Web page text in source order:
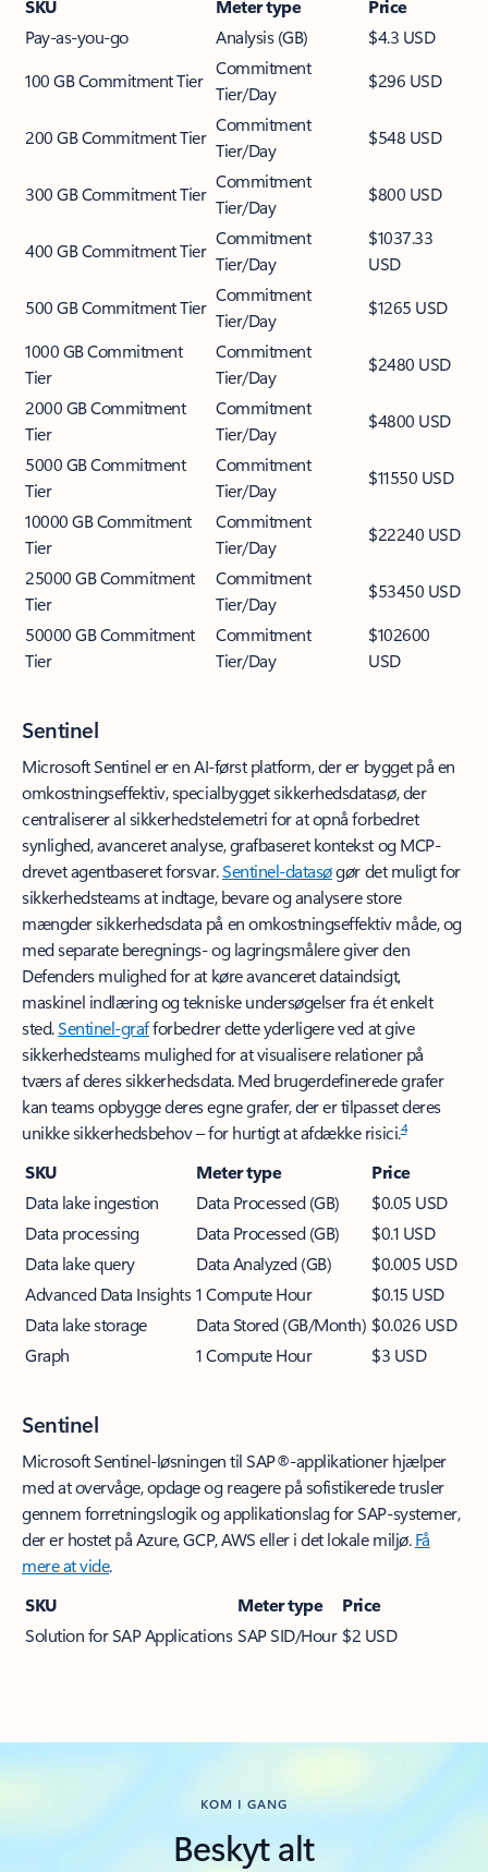
Microsoft Sentinel er en AI-først platform, der er bygget på en
omkostningseffektiv, specialbygget sikkerhedsdatasø, der
centraliserer al sikkerhedstelemetri for at opnå forbedret
synlighed, avanceret analyse, grafbaseret kontekst og MCP-
drevet agentbaseret forsvar.Sentinel-datasøgør det muligt for
sikkerhedsteams at indtage, bevare og analysere store
mængder sikkerhedsdata på en omkostningseffektiv måde, og
med separate beregnings- og lagringsmålere giver den
Defenders mulighed for at køre avanceret dataindsigt,
maskinel indlæring og tekniske undersøgelser fra ét enkelt
sted.Sentinel-grafforbedrer dette yderligere ved at give
sikkerhedsteams mulighed for at visualisere relationer på
tværs af deres sikkerhedsdata. Med brugerdefinerede grafer
kan teams opbygge deres egne grafer, der er tilpasset deres
unikke sikkerhedsbehov – for hurtigt at afdække risici.4
Microsoft Sentinel-løsningen til SAP®-applikationer hjælper
med at overvåge, opdage og reagere på sofistikerede trusler
gennem forretningslogik og applikationslag for SAP-systemer,
der er hostet på Azure, GCP, AWS eller i det lokale miljø.Få
mere at vide.
KOM I GANG
Beskyt alt